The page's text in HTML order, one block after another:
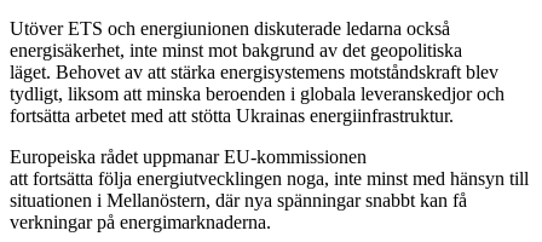
Utöver ETS och energiunionen diskuterade ledarna också
energisäkerhet, inte minst mot bakgrund av det geopolitiska
läget. Behovet av att stärka energisystemens motståndskraft blev
tydligt, liksom att minska beroenden i globala leveranskedjor och
fortsätta arbetet med att stötta Ukrainas energiinfrastruktur.
Europeiska rådet uppmanar EU-kommissionen
att fortsätta följa energiutvecklingen noga, inte minst med hänsyn till
situationen i Mellanöstern, där nya spänningar snabbt kan få
verkningar på energimarknaderna.